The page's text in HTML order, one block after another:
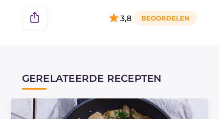
3,8
GERELATEERDE RECEPTEN